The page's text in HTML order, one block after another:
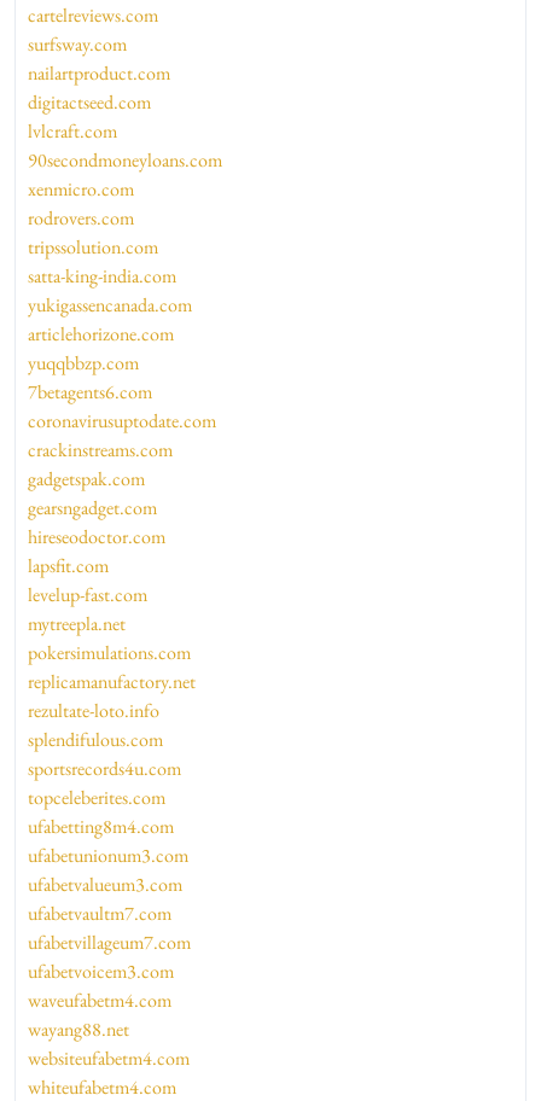
cartelreviews.com
surfsway.com
nailartproduct.com
digitactseed.com
lvlcraft.com
90secondmoneyloans.com
xenmicro.com
rodrovers.com
tripssolution.com
satta-king-india.com
yukigassencanada.com
articlehorizone.com
yuqqbbzp.com
7betagents6.com
coronavirusuptodate.com
crackinstreams.com
gadgetspak.com
gearsngadget.com
hireseodoctor.com
lapsfit.com
levelup-fast.com
mytreepla.net
pokersimulations.com
replicamanufactory.net
rezultate-loto.info
splendifulous.com
sportsrecords4u.com
topceleberites.com
ufabetting8m4.com
ufabetunionum3.com
ufabetvalueum3.com
ufabetvaultm7.com
ufabetvillageum7.com
ufabetvoicem3.com
waveufabetm4.com
wayang88.net
websiteufabetm4.com
whiteufabetm4.com